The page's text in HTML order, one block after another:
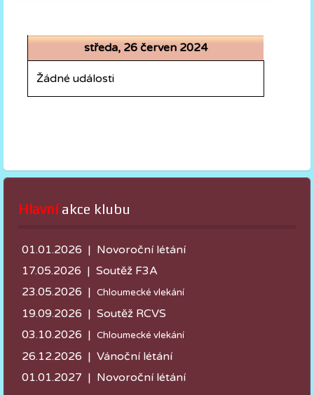
středa, 26 červen 2024
Žádné události
Hlavní akce klubu
01.01.2026 | Novoroční létání
17.05.2026 | Soutěž F3A
23.05.2026 | Chloumecké vlekání
19.09.2026 | Soutěž RCVS
03.10.2026 | Chloumecké vlekání
26.12.2026 | Vánoční létání
01.01.2027 | Novoroční létání